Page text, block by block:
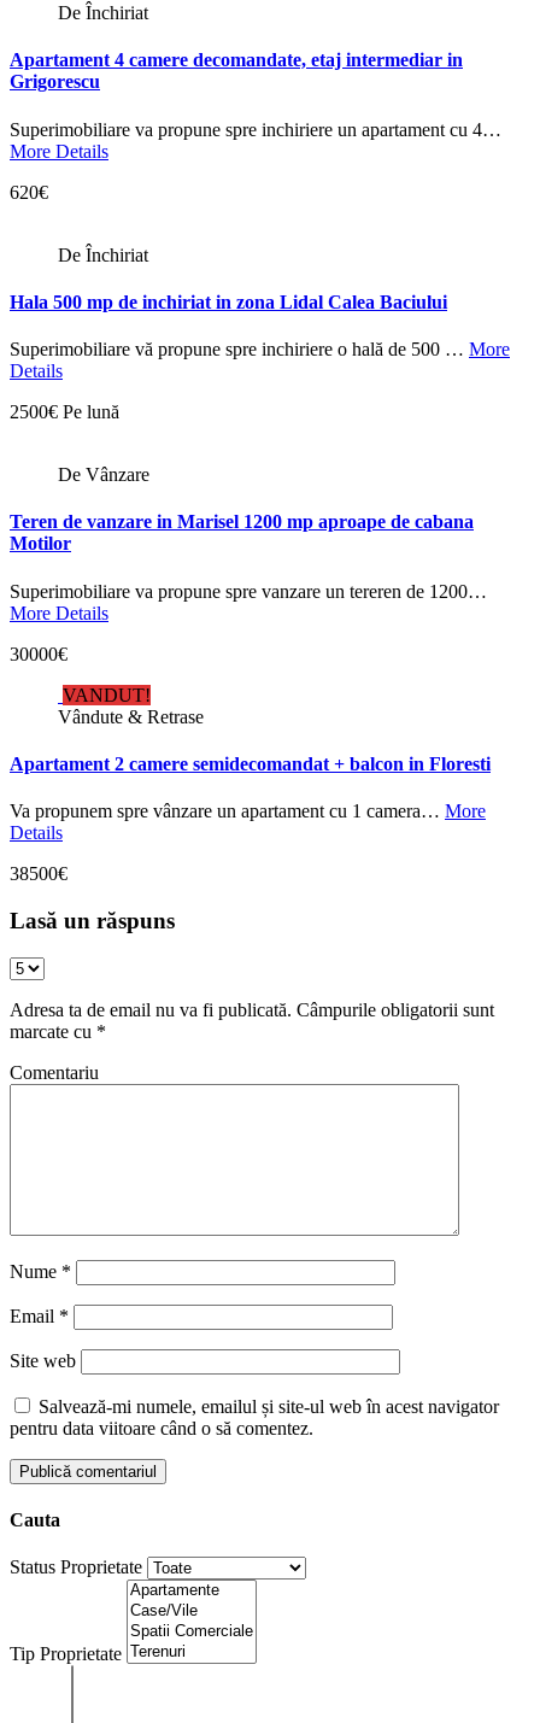
De Închiriat
Apartament 4 camere decomandate, etaj intermediar in
Grigorescu
Superimobiliare va propune spre inchiriere un apartament cu 4…
More Details
620€
De Închiriat
Hala 500 mp de inchiriat in zona Lidal Calea Baciului
Superimobiliare vă propune spre inchiriere o hală de 500 … More
Details
2500€ Pe lună
De Vânzare
Teren de vanzare in Marisel 1200 mp aproape de cabana
Motilor
Superimobiliare va propune spre vanzare un tereren de 1200…
More Details
30000€
VANDUT!
Vândute & Retrase
Apartament 2 camere semidecomandat + balcon in Floresti
Va propunem spre vânzare un apartament cu 1 camera… More
Details
38500€
Lasă un răspuns
Adresa ta de email nu va fi publicată. Câmpurile obligatorii sunt
marcate cu *
Comentariu
Nume *
Email *
Site web
Salvează-mi numele, emailul și site-ul web în acest navigator
pentru data viitoare când o să comentez.
Cauta
Status Proprietate
Tip Proprietate